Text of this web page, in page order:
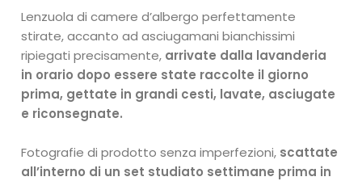
Lenzuola di camere d’albergo perfettamente
stirate, accanto ad asciugamani bianchissimi
ripiegati precisamente, arrivate dalla lavanderia
in orario dopo essere state raccolte il giorno
prima, gettate in grandi cesti, lavate, asciugate
e riconsegnate.
Fotografie di prodotto senza imperfezioni, scattate
all’interno di un set studiato settimane prima in